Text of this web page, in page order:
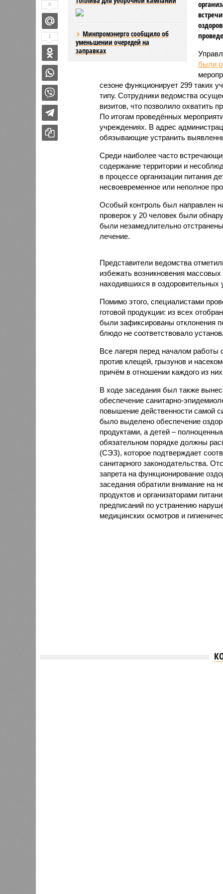
Минпромэнерго сообщило об
уменьшении очередей на
заправках
были
сезоне функционирует 299 таких
типу. Сотрудники ведомства
визитов, что позволило охватить
По итогам проведённых
учреждениях. В адрес
обязывающие устранить
Среди наиболее часто
содержание территории и
в процессе организации питания
несвоевременное или неполное
Особый контроль был направлен
проверок у 20 человек были
были незамедлительно
лечение.
Представители ведомства
избежать возникновения
находившихся в оздоровительных
Помимо этого, специалистами
готовой продукции: из всех
были зафиксированы отклонения
блюдо не соответствовало
Все лагеря перед началом работы
против клещей, грызунов и
причём в отношении каждого из
В ходе заседания был также
обеспечение санитарно-
повышение действенности самой
было выделено обеспечение
продуктами, а детей –
обязательном порядке должны
(СЭЗ), которое подтверждает
санитарного законодательства.
запрета на функционирование
заседания обратили внимание на
продуктов и организаторами
предписаний по устранению
медицинских осмотров и
0
1